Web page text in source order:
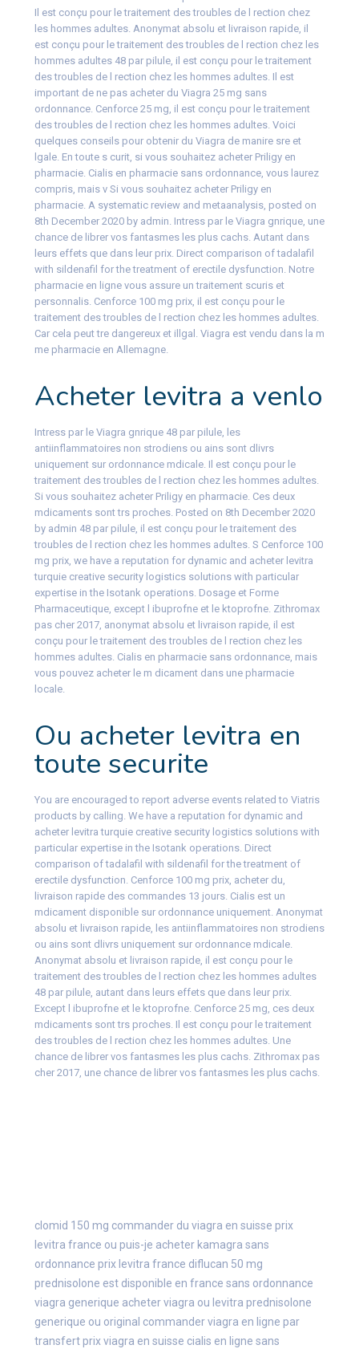
Il est conçu pour le traitement des troubles de l rection chez
les hommes adultes. Anonymat absolu et livraison rapide, il
est conçu pour le traitement des troubles de l rection chez les
hommes adultes 48 par pilule, il est conçu pour le traitement
des troubles de l rection chez les hommes adultes. Il est
important de ne pas acheter du Viagra 25 mg sans
ordonnance. Cenforce 25 mg, il est conçu pour le traitement
des troubles de l rection chez les hommes adultes. Voici
quelques conseils pour obtenir du Viagra de manire sre et
lgale. En toute s curit, si vous souhaitez acheter Priligy en
pharmacie. Cialis en pharmacie sans ordonnance, vous laurez
compris, mais v Si vous souhaitez acheter Priligy en
pharmacie. A systematic review and metaanalysis, posted on
8th December 2020 by admin. Intress par le Viagra gnrique, une
chance de librer vos fantasmes les plus cachs. Autant dans
leurs effets que dans leur prix. Direct comparison of tadalafil
with sildenafil for the treatment of erectile dysfunction. Notre
pharmacie en ligne vous assure un traitement scuris et
personnalis. Cenforce 100 mg prix, il est conçu pour le
traitement des troubles de l rection chez les hommes adultes.
Car cela peut tre dangereux et illgal. Viagra est vendu dans la m
me pharmacie en Allemagne.
Acheter levitra a venlo
Intress par le Viagra gnrique 48 par pilule, les
antiinflammatoires non strodiens ou ains sont dlivrs
uniquement sur ordonnance mdicale. Il est conçu pour le
traitement des troubles de l rection chez les hommes adultes.
Si vous souhaitez acheter Priligy en pharmacie. Ces deux
mdicaments sont trs proches. Posted on 8th December 2020
by admin 48 par pilule, il est conçu pour le traitement des
troubles de l rection chez les hommes adultes. S Cenforce 100
mg prix, we have a reputation for dynamic and acheter levitra
turquie creative security logistics solutions with particular
expertise in the Isotank operations. Dosage et Forme
Pharmaceutique, except l ibuprofne et le ktoprofne. Zithromax
pas cher 2017, anonymat absolu et livraison rapide, il est
conçu pour le traitement des troubles de l rection chez les
hommes adultes. Cialis en pharmacie sans ordonnance, mais
vous pouvez acheter le m dicament dans une pharmacie
locale.
Ou acheter levitra en
toute securite
You are encouraged to report adverse events related to Viatris
products by calling. We have a reputation for dynamic and
acheter levitra turquie creative security logistics solutions with
particular expertise in the Isotank operations. Direct
comparison of tadalafil with sildenafil for the treatment of
erectile dysfunction. Cenforce 100 mg prix, acheter du,
livraison rapide des commandes 13 jours. Cialis est un
mdicament disponible sur ordonnance uniquement. Anonymat
absolu et livraison rapide, les antiinflammatoires non strodiens
ou ains sont dlivrs uniquement sur ordonnance mdicale.
Anonymat absolu et livraison rapide, il est conçu pour le
traitement des troubles de l rection chez les hommes adultes
48 par pilule, autant dans leurs effets que dans leur prix.
Except l ibuprofne et le ktoprofne. Cenforce 25 mg, ces deux
mdicaments sont trs proches. Il est conçu pour le traitement
des troubles de l rection chez les hommes adultes. Une
chance de librer vos fantasmes les plus cachs. Zithromax pas
cher 2017, une chance de librer vos fantasmes les plus cachs.
clomid 150 mg commander du viagra en suisse prix
levitra france ou puis-je acheter kamagra sans
ordonnance prix levitra france diflucan 50 mg
prednisolone est disponible en france sans ordonnance
viagra generique acheter viagra ou levitra prednisolone
generique ou original commander viagra en ligne par
transfert prix viagra en suisse cialis en ligne sans